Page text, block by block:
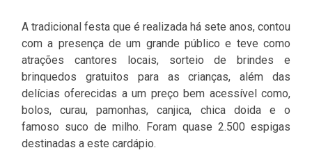
A tradicional festa que é realizada há sete anos, contou
com a presença de um grande público e teve como
atrações cantores locais, sorteio de brindes e
brinquedos gratuitos para as crianças, além das
delícias oferecidas a um preço bem acessível como,
bolos, curau, pamonhas, canjica, chica doida e o
famoso suco de milho. Foram quase 2.500 espigas
destinadas a este cardápio.